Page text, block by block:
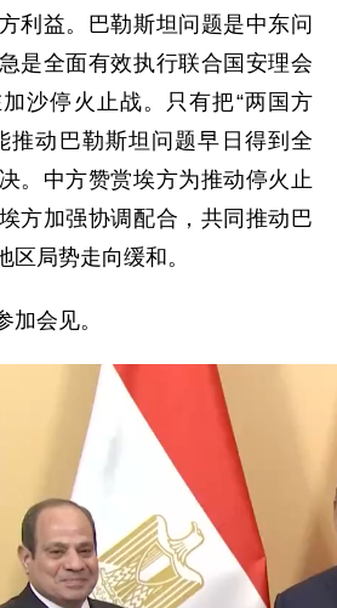
利益。巴勒斯坦问题是中东问
是全面有效执行联合国安理会
沙停火止战。只有把“两国方
推动巴勒斯坦问题早日得到全
。中方赞赏埃方为推动停火止
方加强协调配合，共同推动巴
区局势走向缓和。
加会见。